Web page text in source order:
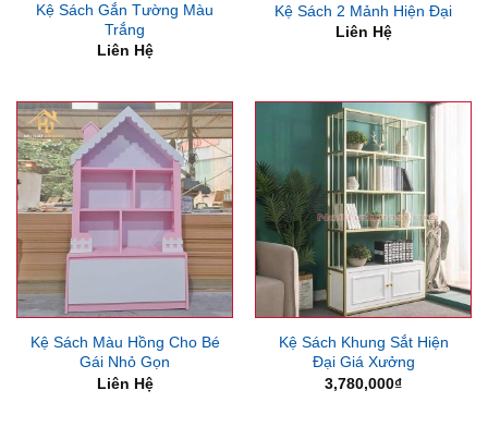
Kệ Sách Gắn Tường Màu
Trắng
Liên Hệ
Kệ Sách 2 Mảnh Hiện Đại
Liên Hệ
Kệ Sách Màu Hồng Cho Bé
Gái Nhỏ Gọn
Liên Hệ
Kệ Sách Khung Sắt Hiện
Đại Giá Xưởng
3,780,000₫